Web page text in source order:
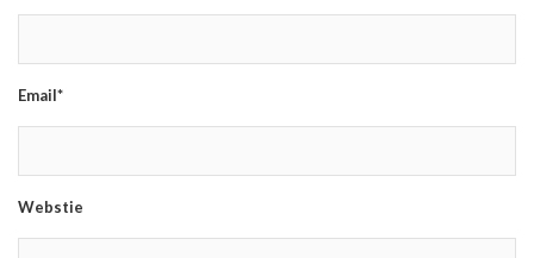
Email*
Webstie